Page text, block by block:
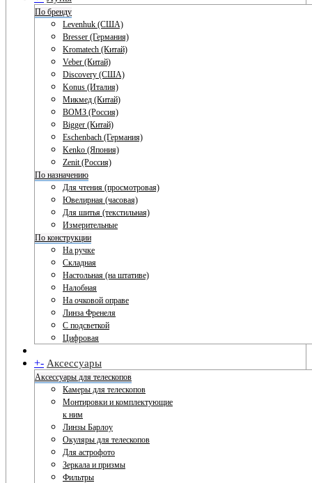
По бренду
Levenhuk (США)
Bresser (Германия)
Kromatech (Китай)
Veber (Китай)
Discovery (США)
Konus (Италия)
Микмед (Китай)
ВОМЗ (Россия)
Bigger (Китай)
Eschenbach (Германия)
Kenko (Япония)
Zenit (Россия)
По назначению
Для чтения (просмотровая)
Ювелирная (часовая)
Для шитья (текстильная)
Измерительные
По конструкции
На ручке
Складная
Настольная (на штативе)
Налобная
На очковой оправе
Линза Френеля
С подсветкой
Цифровая
+- Аксессуары
Аксессуары для телескопов
Камеры для телескопов
Монтировки и комплектующие
к ним
Линзы Барлоу
Окуляры для телескопов
Для астрофото
Зеркала и призмы
Фильтры